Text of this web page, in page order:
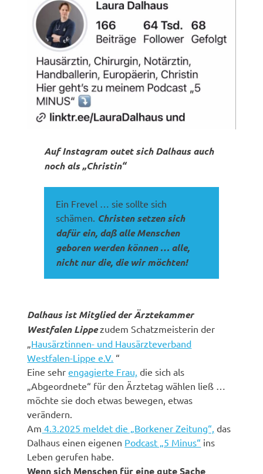
Auf Instagram outet sich Dalhaus auch
noch als „Christin“
Ein Frevel … sie sollte sich
schämen. Christen setzen sich
dafür ein, daß alle Menschen
geboren werden können … alle,
nicht nur die, die wir möchten!
Dalhaus ist Mitglied der Ärztekammer
Westfalen Lippezudem Schatzmeisterin der
„Hausärztinnen- und Hausärzteverband
Westfalen-Lippe e.V. “
Eine sehrengagierte Frau, die sich als
„Abgeordnete“ für den Ärztetag wählen ließ …
möchte sie doch etwas bewegen, etwas
verändern.
Am 4.3.2025 meldet die „Borkener Zeitung“, das
Dalhaus einen eigenen Podcast „5 Minus“ ins
Leben gerufen habe.
Wenn sich Menschen für eine gute Sache